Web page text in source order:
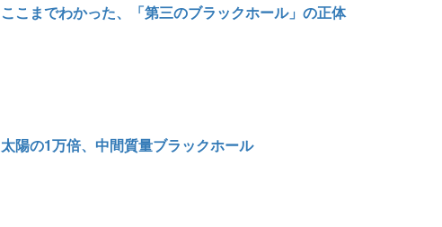
ここまでわかった、「第三のブラックホール」の正体
太陽の1万倍、中間質量ブラックホール